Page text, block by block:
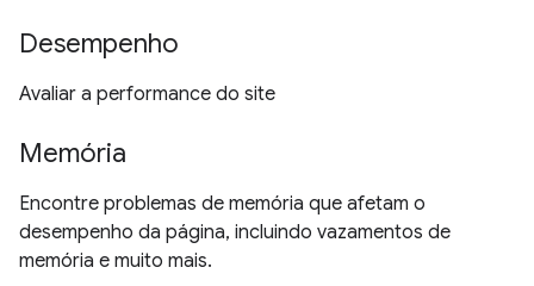
Desempenho
Avaliar a performance do site
Memória
Encontre problemas de memória que afetam o
desempenho da página, incluindo vazamentos de
memória e muito mais.